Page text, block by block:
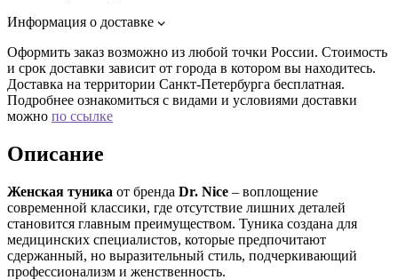
Информация о доставке
Оформить заказ возможно из любой точки России. Стоимость
и срок доставки зависит от города в котором вы находитесь.
Доставка на территории Санкт-Петербурга бесплатная.
Подробнее ознакомиться с видами и условиями доставки
можно по ссылке
Описание
Женская туника от бренда Dr. Nice – воплощение
современной классики, где отсутствие лишних деталей
становится главным преимуществом. Туника создана для
медицинских специалистов, которые предпочитают
сдержанный, но выразительный стиль, подчеркивающий
профессионализм и женственность.